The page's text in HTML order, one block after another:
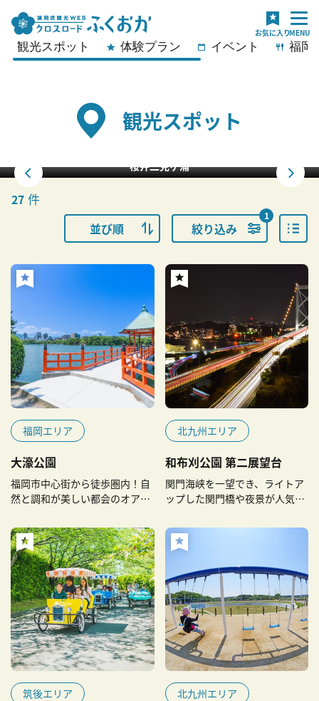
観光スポット 体験プラン イベント 福岡
観光スポット
桜井二見ヶ浦
27 件
並び順 絞り込み
1
福岡エリア
大濠公園
福岡市中心街から徒歩圏内！自
然と調和が美しい都会のオアシ
北九州エリア
和布刈公園 第二展望台
関門海峡を一望でき、ライトア
ップした関門橋や夜景が人気の
筑後エリア 北九州エリア